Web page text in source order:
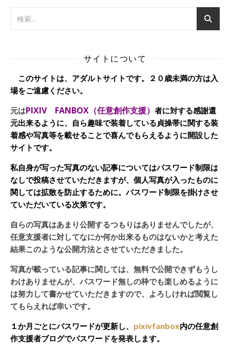
サイトについて
このサイトは、アダルトサイトです。２０歳未満の方は入
場をご遠慮ください。
元はPIXIV FANBOX（任意創作支援） 者に対する感謝還
元出来るように、自ら趣味で装着している貞操帯に関する装
着感や写真等を載せることで喜んでもらえるように開設した
サイトです。
私自身が写った写真のない記事についてはパスワード制限は
なしで投稿させていただきますが、個人写真が入ったものに
関しては拡散を防止するために。パスワード制限を掛けさせ
ていただいている次第です。
自らの写真はあまり公開するつもりはありませんでしたが、
任意支援者に対してなにか何か出来るものはないかと考えた
結果このような公開方法とさせていただきました。
写真が載っている記事に関しては、無料で公開できずもうし
わけありませんが、パスワード無しの枠でも楽しめるように
は努力して書かせていただきますので、よろしければ閲覧し
てもらえれば幸いです。
１か月ごとにパスワードが更新し、 pixivfanbox内の任意創
作支援者ブログでパスワードを発表します。